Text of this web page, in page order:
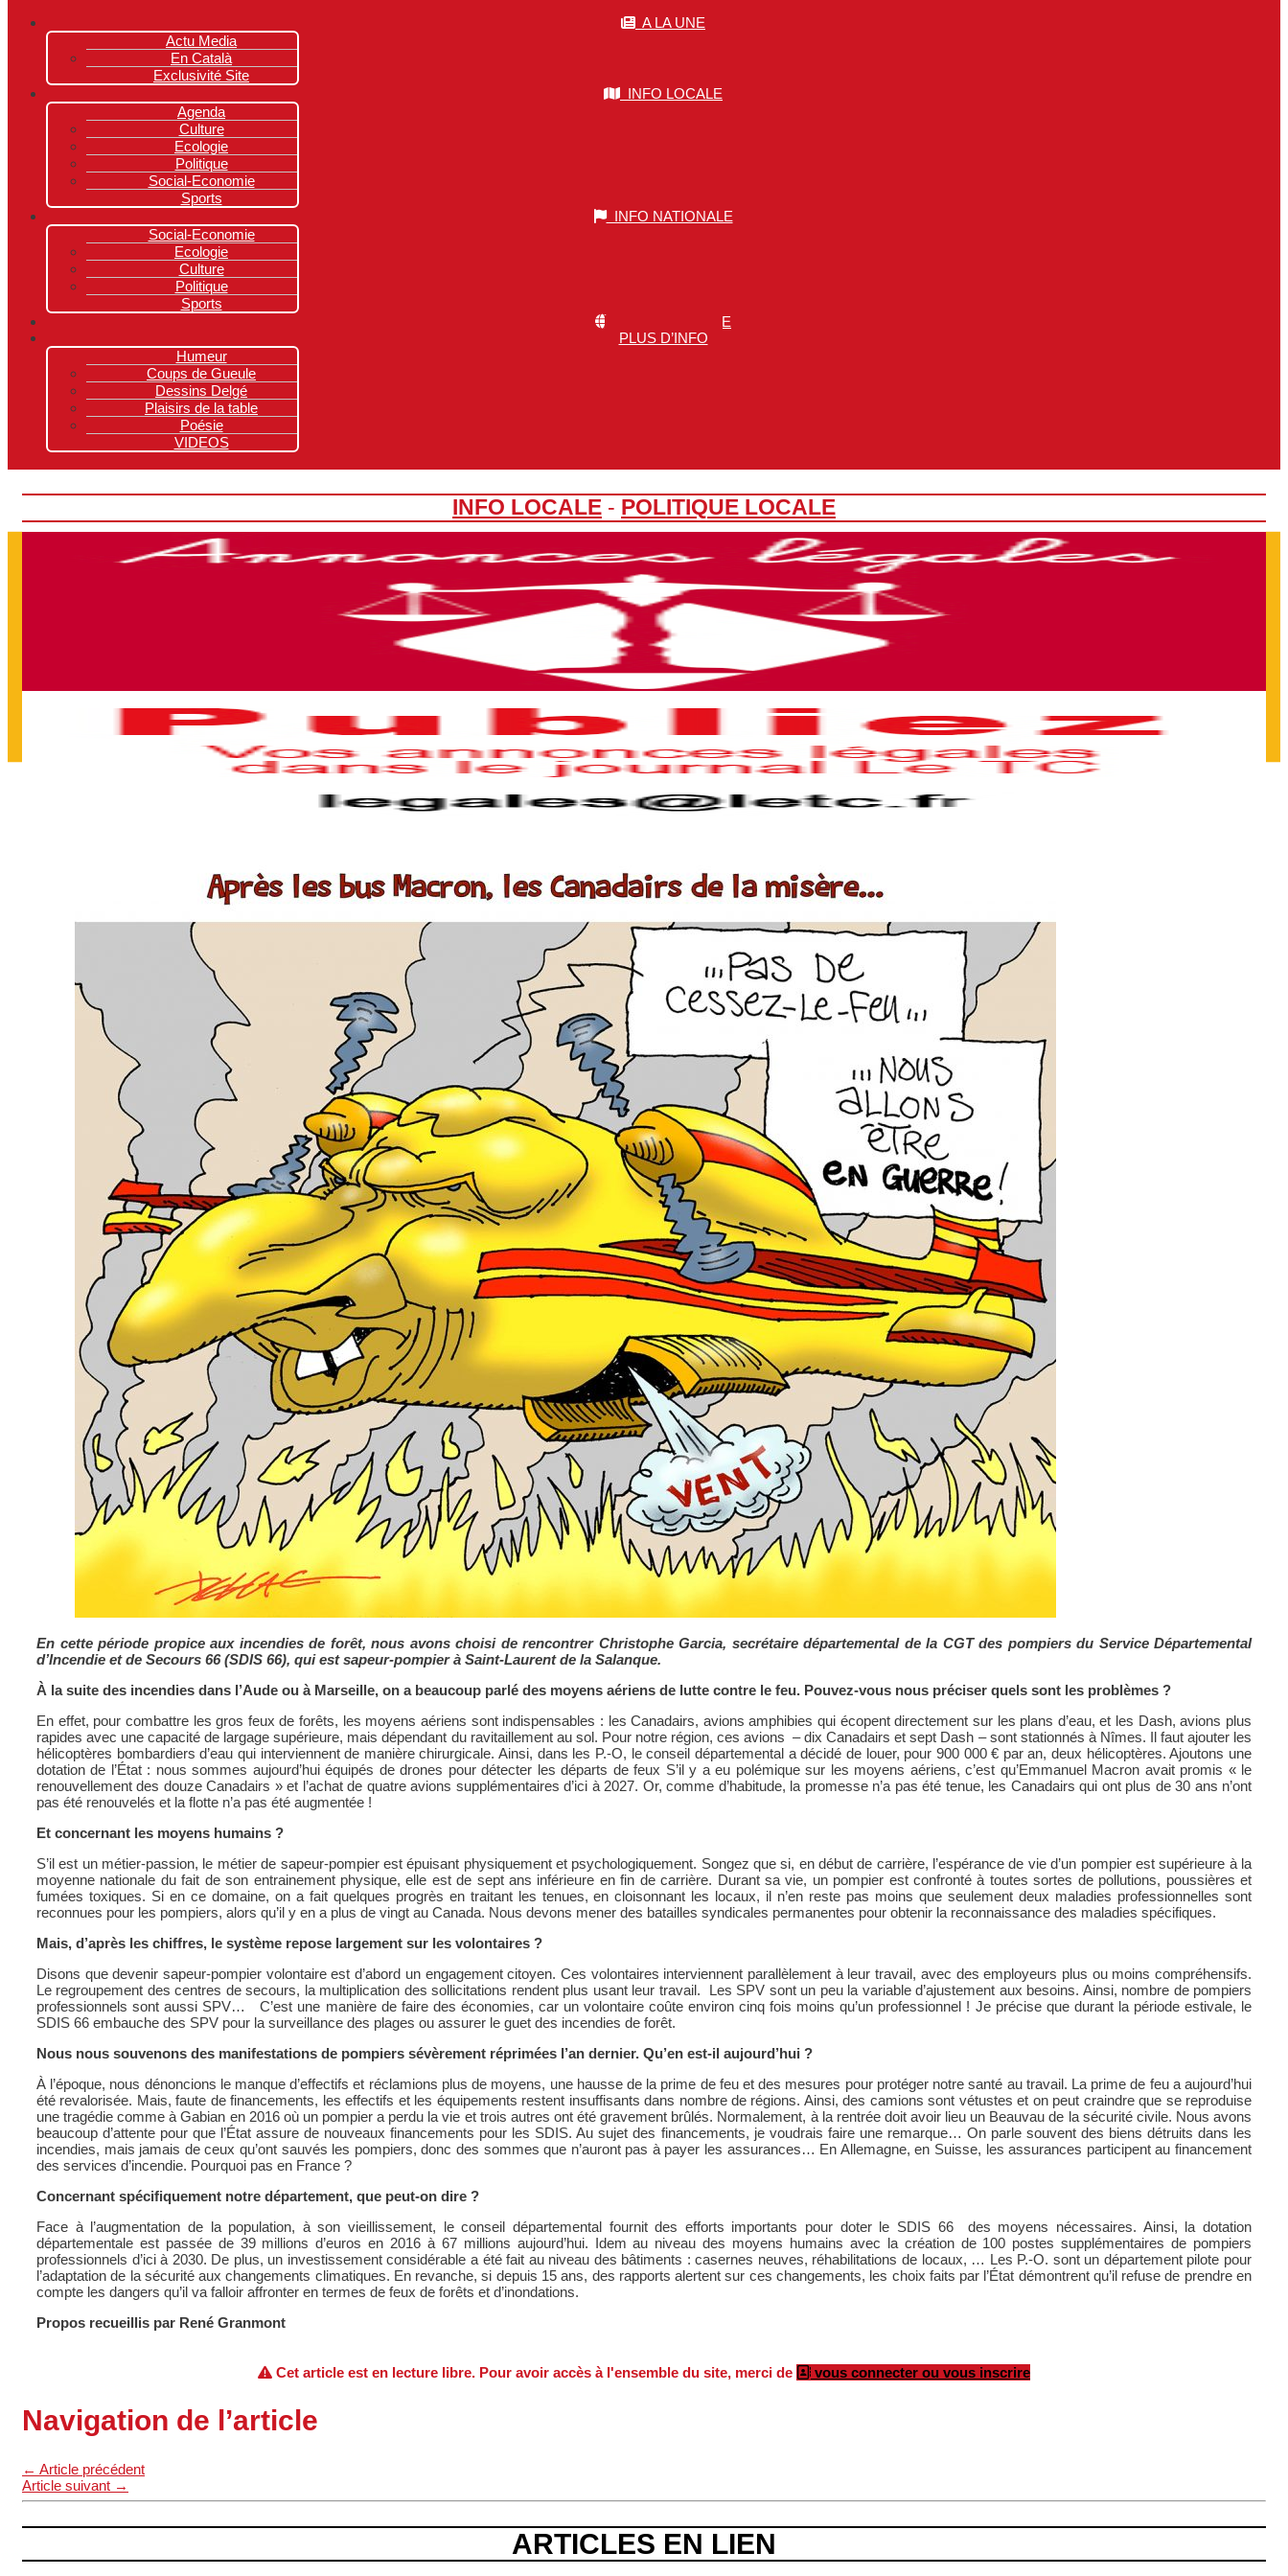
A LA UNE
Actu Media
En Català
Exclusivité Site
INFO LOCALE
Agenda
Culture
Ecologie
Politique
Social-Economie
Sports
INFO NATIONALE
Social-Economie
Ecologie
Culture
Politique
Sports
INFO MONDIALE
PLUS D’INFO
Humeur
Coups de Gueule
Dessins Delgé
Plaisirs de la table
Poésie
VIDEOS
INFO LOCALE - POLITIQUE LOCALE
En cette période propice aux incendies de forêt, nous avons choisi de rencontrer Christophe Garcia, secrétaire départemental de la CGT des pompiers du Service Départemental
d’Incendie et de Secours 66 (SDIS 66), qui est sapeur-pompier à Saint-Laurent de la Salanque.
À la suite des incendies dans l’Aude ou à Marseille, on a beaucoup parlé des moyens aériens de lutte contre le feu. Pouvez-vous nous préciser quels sont les problèmes ?
En effet, pour combattre les gros feux de forêts, les moyens aériens sont indispensables : les Canadairs, avions amphibies qui écopent directement sur les plans d’eau, et les Dash, avions plus
rapides avec une capacité de largage supérieure, mais dépendant du ravitaillement au sol. Pour notre région, ces avions – dix Canadairs et sept Dash – sont stationnés à Nîmes. Il faut ajouter les
hélicoptères bombardiers d’eau qui interviennent de manière chirurgicale. Ainsi, dans les P.-O, le conseil départemental a décidé de louer, pour 900 000 € par an, deux hélicoptères. Ajoutons une
dotation de l’État : nous sommes aujourd’hui équipés de drones pour détecter les départs de feux S’il y a eu polémique sur les moyens aériens, c’est qu’Emmanuel Macron avait promis « le
renouvellement des douze Canadairs » et l’achat de quatre avions supplémentaires d’ici à 2027. Or, comme d’habitude, la promesse n’a pas été tenue, les Canadairs qui ont plus de 30 ans n’ont
pas été renouvelés et la flotte n’a pas été augmentée !
Et concernant les moyens humains ?
S’il est un métier-passion, le métier de sapeur-pompier est épuisant physiquement et psychologiquement. Songez que si, en début de carrière, l’espérance de vie d’un pompier est supérieure à la
moyenne nationale du fait de son entrainement physique, elle est de sept ans inférieure en fin de carrière. Durant sa vie, un pompier est confronté à toutes sortes de pollutions, poussières et
fumées toxiques. Si en ce domaine, on a fait quelques progrès en traitant les tenues, en cloisonnant les locaux, il n’en reste pas moins que seulement deux maladies professionnelles sont
reconnues pour les pompiers, alors qu’il y en a plus de vingt au Canada. Nous devons mener des batailles syndicales permanentes pour obtenir la reconnaissance des maladies spécifiques.
Mais, d’après les chiffres, le système repose largement sur les volontaires ?
Disons que devenir sapeur-pompier volontaire est d’abord un engagement citoyen. Ces volontaires interviennent parallèlement à leur travail, avec des employeurs plus ou moins compréhensifs.
Le regroupement des centres de secours, la multiplication des sollicitations rendent plus usant leur travail. Les SPV sont un peu la variable d’ajustement aux besoins. Ainsi, nombre de pompiers
professionnels sont aussi SPV… C’est une manière de faire des économies, car un volontaire coûte environ cinq fois moins qu’un professionnel ! Je précise que durant la période estivale, le
SDIS 66 embauche des SPV pour la surveillance des plages ou assurer le guet des incendies de forêt.
Nous nous souvenons des manifestations de pompiers sévèrement réprimées l’an dernier. Qu’en est-il aujourd’hui ?
À l’époque, nous dénoncions le manque d’effectifs et réclamions plus de moyens, une hausse de la prime de feu et des mesures pour protéger notre santé au travail. La prime de feu a aujourd’hui
été revalorisée. Mais, faute de financements, les effectifs et les équipements restent insuffisants dans nombre de régions. Ainsi, des camions sont vétustes et on peut craindre que se reproduise
une tragédie comme à Gabian en 2016 où un pompier a perdu la vie et trois autres ont été gravement brûlés. Normalement, à la rentrée doit avoir lieu un Beauvau de la sécurité civile. Nous avons
beaucoup d’attente pour que l’État assure de nouveaux financements pour les SDIS. Au sujet des financements, je voudrais faire une remarque… On parle souvent des biens détruits dans les
incendies, mais jamais de ceux qu’ont sauvés les pompiers, donc des sommes que n’auront pas à payer les assurances… En Allemagne, en Suisse, les assurances participent au financement
des services d’incendie. Pourquoi pas en France ?
Concernant spécifiquement notre département, que peut-on dire ?
Face à l’augmentation de la population, à son vieillissement, le conseil départemental fournit des efforts importants pour doter le SDIS 66 des moyens nécessaires. Ainsi, la dotation
départementale est passée de 39 millions d’euros en 2016 à 67 millions aujourd’hui. Idem au niveau des moyens humains avec la création de 100 postes supplémentaires de pompiers
professionnels d’ici à 2030. De plus, un investissement considérable a été fait au niveau des bâtiments : casernes neuves, réhabilitations de locaux, … Les P.-O. sont un département pilote pour
l’adaptation de la sécurité aux changements climatiques. En revanche, si depuis 15 ans, des rapports alertent sur ces changements, les choix faits par l’État démontrent qu’il refuse de prendre en
compte les dangers qu’il va falloir affronter en termes de feux de forêts et d’inondations.
Propos recueillis par René Granmont
Cet article est en lecture libre. Pour avoir accès à l'ensemble du site, merci de vous connecter ou vous inscrire
Navigation de l’article
← Article précédent
Article suivant →
ARTICLES EN LIEN